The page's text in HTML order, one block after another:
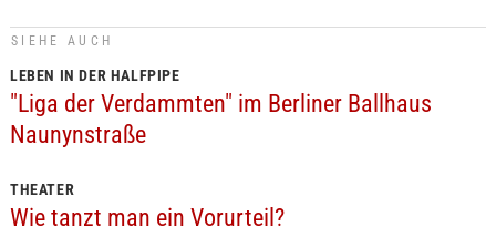
SIEHE AUCH
LEBEN IN DER HALFPIPE
"Liga der Verdammten" im Berliner Ballhaus
Naunynstraße
THEATER
Wie tanzt man ein Vorurteil?